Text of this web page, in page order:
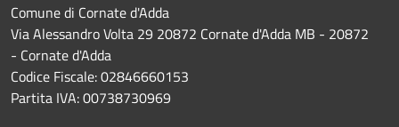
Comune di Cornate d'Adda
Via Alessandro Volta 29 20872 Cornate d'Adda MB - 20872
- Cornate d'Adda
Codice Fiscale: 02846660153
Partita IVA: 00738730969